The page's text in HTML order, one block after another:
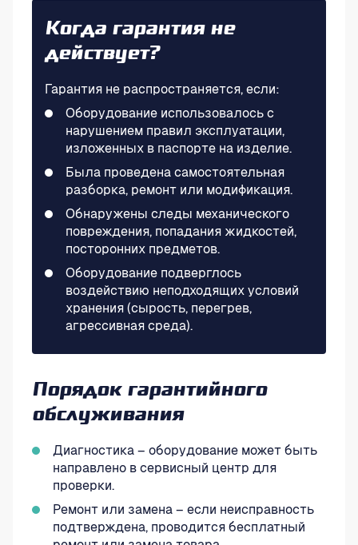
Когда гарантия не
действует?
Гарантия не распространяется, если:
Оборудование использовалось с
нарушением правил эксплуатации,
изложенных в паспорте на изделие.
Была проведена самостоятельная
разборка, ремонт или модификация.
Обнаружены следы механического
повреждения, попадания жидкостей,
посторонних предметов.
Оборудование подверглось
воздействию неподходящих условий
хранения (сырость, перегрев,
агрессивная среда).
Порядок гарантийного
обслуживания
Диагностика – оборудование может быть
направлено в сервисный центр для
проверки.
Ремонт или замена – если неисправность
подтверждена, проводится бесплатный